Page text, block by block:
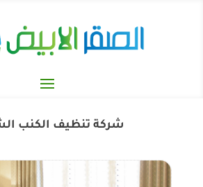
شركة تنظيف الكنب